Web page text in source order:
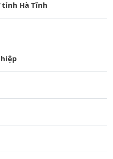
tỉnh Hà Tĩnh